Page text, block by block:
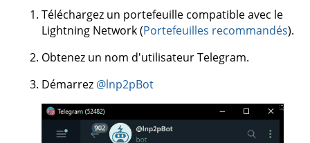
Téléchargez un portefeuille compatible avec le
Lightning Network (Portefeuilles recommandés).
Obtenez un nom d'utilisateur Telegram.
Démarrez @lnp2pBot